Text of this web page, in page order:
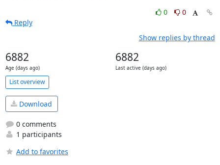
0
0
Reply
Show replies by thread
6882
Age (days ago)
6882
Last active (days ago)
List overview
Download
0 comments
1 participants
Add to favorites